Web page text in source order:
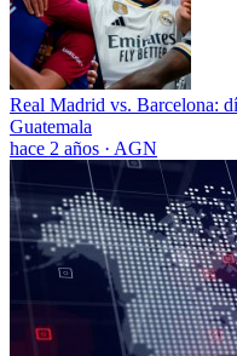
Real Madrid vs. Barcelona:
Guatemala
hace 2 años · AGN